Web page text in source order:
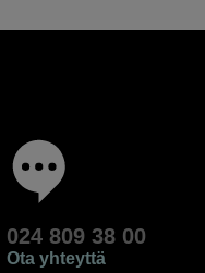
024 809 38 00
Ota yhteyttä